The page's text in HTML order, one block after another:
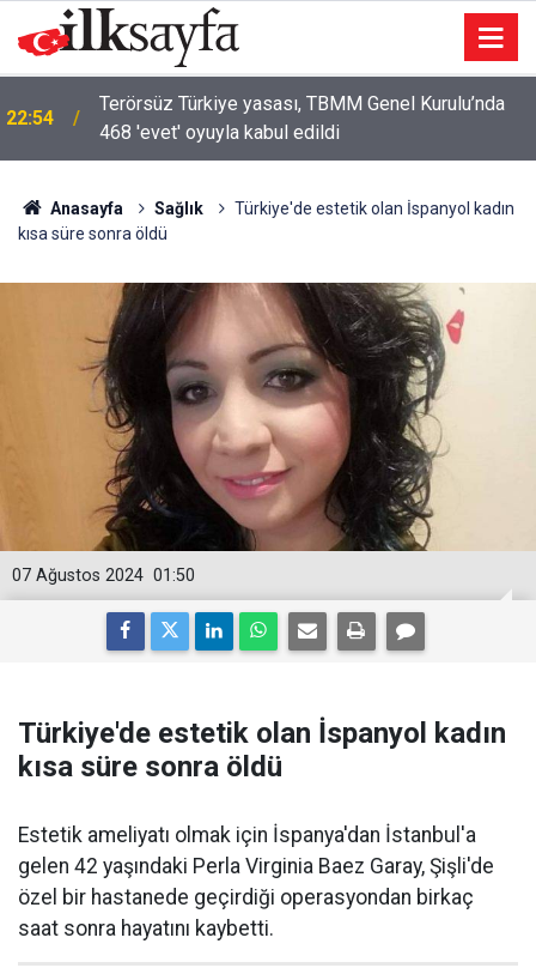
22:48
İzmir'de ev yangını: Anneanne ve torun hayatını
kaybetti
Anasayfa Sağlık
Türkiye'de estetik olan İspanyol kadın
kısa süre sonra öldü
01:50
07 Ağustos 2024
Türkiye'de estetik olan İspanyol kadın
kısa süre sonra öldü
Estetik ameliyatı olmak için İspanya'dan İstanbul'a
gelen 42 yaşındaki Perla Virginia Baez Garay, Şişli'de
özel bir hastanede geçirdiği operasyondan birkaç
saat sonra hayatını kaybetti.